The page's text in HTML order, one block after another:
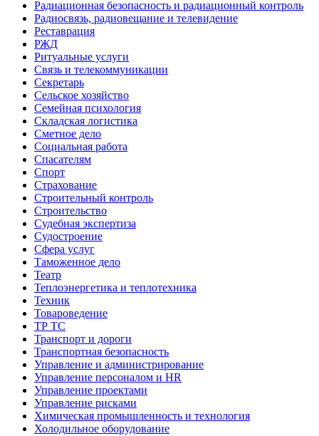
Радиационная безопасность и радиационный контроль
Радиосвязь, радиовещание и телевидение
Реставрация
РЖД
Ритуальные услуги
Связь и телекоммуникации
Секретарь
Сельское хозяйство
Семейная психология
Складская логистика
Сметное дело
Социальная работа
Спасателям
Спорт
Страхование
Строительный контроль
Строительство
Судебная экспертиза
Судостроение
Сфера услуг
Таможенное дело
Театр
Теплоэнергетика и теплотехника
Техник
Товароведение
ТР ТС
Транспорт и дороги
Транспортная безопасность
Управление и администрирование
Управление персоналом и HR
Управление проектами
Управление рисками
Химическая промышленность и технология
Холодильное оборудование